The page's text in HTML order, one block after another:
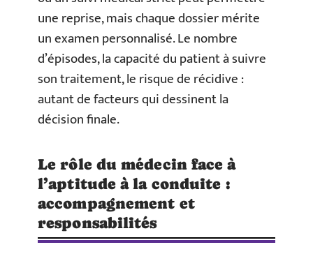
une reprise, mais chaque dossier mérite
un examen personnalisé. Le nombre
d’épisodes, la capacité du patient à suivre
son traitement, le risque de récidive :
autant de facteurs qui dessinent la
décision finale.
Le rôle du médecin face à
l’aptitude à la conduite :
accompagnement et
responsabilités